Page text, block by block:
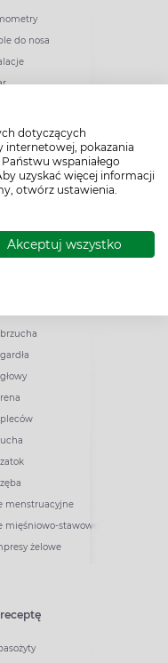
dotyczących
internetowej, pokazania
wspaniałego
uzyskać więcej informacji
otwórz ustawienia.
Akceptuj wszystko
do nosa
eteryczne
w gardle
przeciwwirusowe
menstruacyjne
mięśniowo-stawowe
żelowe